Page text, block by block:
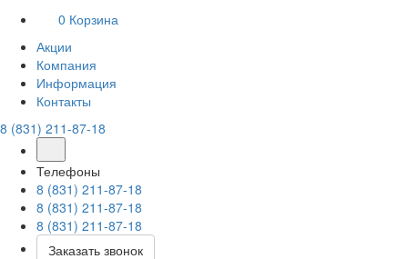
0 Корзина
Акции
Компания
Информация
Контакты
8 (831) 211-87-18
Телефоны
8 (831) 211-87-18
8 (831) 211-87-18
8 (831) 211-87-18
Заказать звонок